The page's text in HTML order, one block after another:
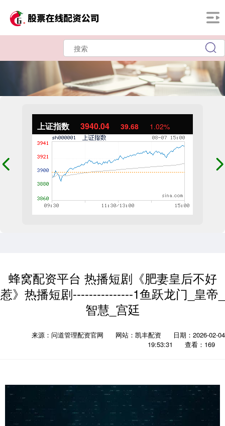
上证指数 3940.04 39.68 1.02%
蜂窝配资平台 热播短剧《肥妻皇后不好
惹》热播短剧---------------1鱼跃龙门_皇帝_
智慧_宫廷
来源：问道管理配资官网 网站：凯丰配资
日期：2026-02-04
19:53:31
查看：169